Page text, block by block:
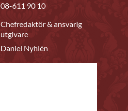
08-611 90 10
Chefredaktör & ansvarig
utgivare
Daniel Nyhlén